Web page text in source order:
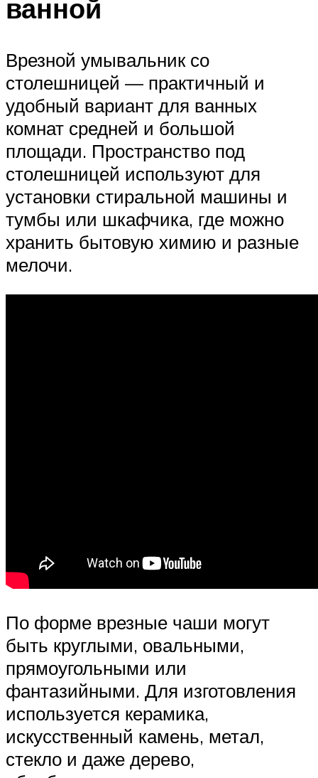
ванной
Врезной умывальник со
столешницей — практичный и
удобный вариант для ванных
комнат средней и большой
площади. Пространство под
столешницей используют для
установки стиральной машины и
тумбы или шкафчика, где можно
хранить бытовую химию и разные
мелочи.
По форме врезные чаши могут
быть круглыми, овальными,
прямоугольными или
фантазийными. Для изготовления
используется керамика,
искусственный камень, метал,
стекло и даже дерево,